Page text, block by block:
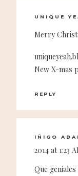
UNIQUE
Merry
New X-mas
REPLY
IÑIGO
2014 at 1:23
Que